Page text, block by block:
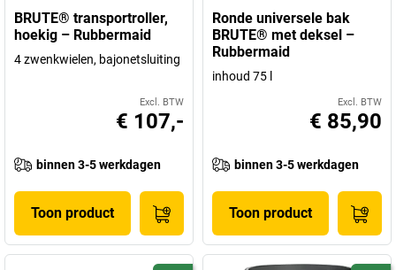
BRUTE® transportroller,
hoekig – Rubbermaid
4 zwenkwielen, bajonetsluiting
Excl. BTW
€ 107,-
binnen 3-5 werkdagen
Toon product
Ronde universele bak
BRUTE® met deksel –
Rubbermaid
inhoud 75 l
Excl. BTW
€ 85,90
binnen 3-5 werkdagen
Toon product